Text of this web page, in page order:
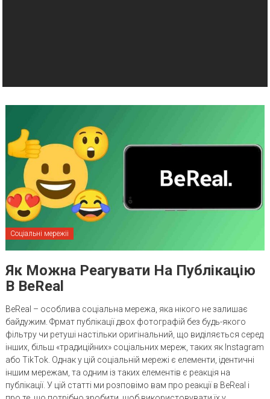
Соціальні мережіі
Як Можна Реагувати На Публікацію
В BeReal
BeReal – особлива соціальна мережа, яка нікого не залишає
байдужим. Фрмат публікації двох фотографій без будь-якого
фільтру чи ретуші настільки оригінальний, що виділяється серед
інших, більш «традиційних» соціальних мереж, таких як Instagram
або TikTok. Однак у цій соціальній мережі є елементи, ідентичні
іншим мережам, та одним із таких елементів є реакція на
публікації. У цій статті ми розповімо вам про реакції в BeReal і